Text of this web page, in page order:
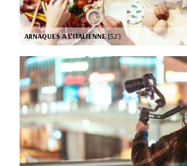
ARNAQUES A L'ITALIENNE [52’]